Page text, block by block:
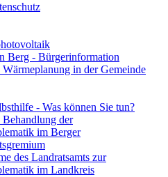
Berg - Bürgerinformation
in der Gemeinde
- Was können Sie tun?
der
im Berger
des Landratsamts zur
im Landkreis